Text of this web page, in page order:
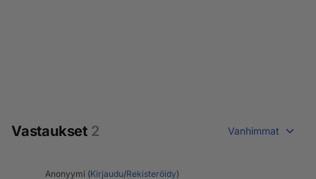
Vastaukset 2 Vanhimmat
Anonyymi (Kirjaudu/Rekisteröidy)